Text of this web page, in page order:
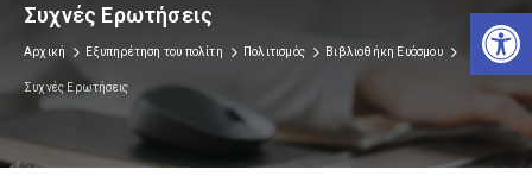
Συχνές Ερωτήσεις
Αρχική Εξυπηρέτηση του πολίτη Πολιτισμός Βιβλιοθήκη Ευόσμου
Συχνές Ερωτήσεις